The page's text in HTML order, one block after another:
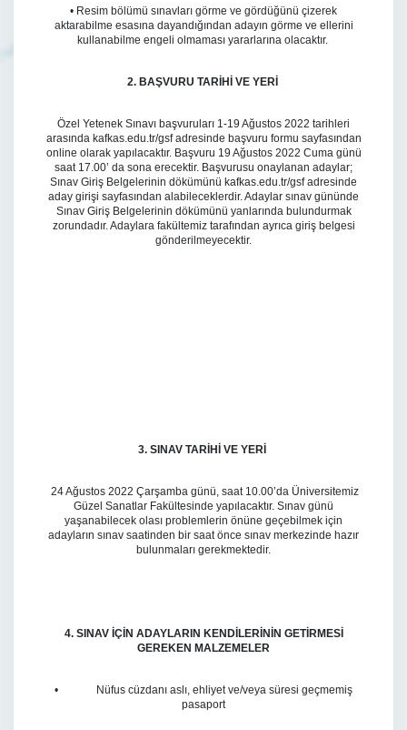
• Resim bölümü sınavları görme ve gördüğünü çizerek
aktarabilme esasına dayandığından adayın görme ve ellerini
kullanabilme engeli olmaması yararlarına olacaktır.
2. BAŞVURU TARİHİ VE YERİ
Özel Yetenek Sınavı başvuruları 1-19 Ağustos 2022 tarihleri
arasında kafkas.edu.tr/gsf adresinde başvuru formu sayfasından
online olarak yapılacaktır. Başvuru 19 Ağustos 2022 Cuma günü
saat 17.00’ da sona erecektir. Başvurusu onaylanan adaylar;
Sınav Giriş Belgelerinin dökümünü kafkas.edu.tr/gsf adresinde
aday girişi sayfasından alabileceklerdir. Adaylar sınav gününde
Sınav Giriş Belgelerinin dökümünü yanlarında bulundurmak
zorundadır. Adaylara fakültemiz tarafından ayrıca giriş belgesi
gönderilmeyecektir.
3. SINAV TARİHİ VE YERİ
24 Ağustos 2022 Çarşamba günü, saat 10.00’da Üniversitemiz
Güzel Sanatlar Fakültesinde yapılacaktır. Sınav günü
yaşanabilecek olası problemlerin önüne geçebilmek için
adayların sınav saatinden bir saat önce sınav merkezinde hazır
bulunmaları gerekmektedir.
4. SINAV İÇİN ADAYLARIN KENDİLERİNİN GETİRMESİ
GEREKEN MALZEMELER
• Nüfus cüzdanı aslı, ehliyet ve/veya süresi geçmemiş
pasaport